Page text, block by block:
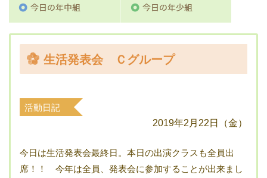
生活発表会 Ｃグループ
活動日記
2019年2月22日（金）
今日は生活発表会最終日。本日の出演クラスも全員出
席！！ 今年は全員、発表会に参加することが出来まし